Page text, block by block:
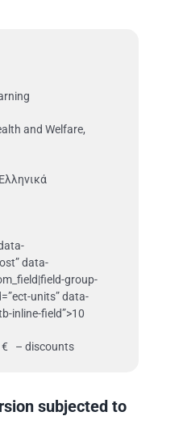
and Welfare,
data-
group-
units” data-
inline-field”>10
€ – discounts
subjected to